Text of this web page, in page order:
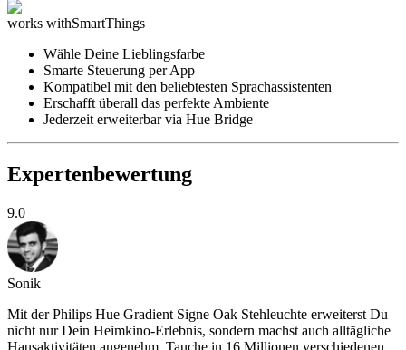
works withSmartThings
Wähle Deine Lieblingsfarbe
Smarte Steuerung per App
Kompatibel mit den beliebtesten Sprachassistenten
Erschafft überall das perfekte Ambiente
Jederzeit erweiterbar via Hue Bridge
Expertenbewertung
9.0
Sonik
Mit der Philips Hue Gradient Signe Oak Stehleuchte erweiterst Du
nicht nur Dein Heimkino-Erlebnis, sondern machst auch alltägliche
Hausaktivitäten angenehm. Tauche in 16 Millionen verschiedenen